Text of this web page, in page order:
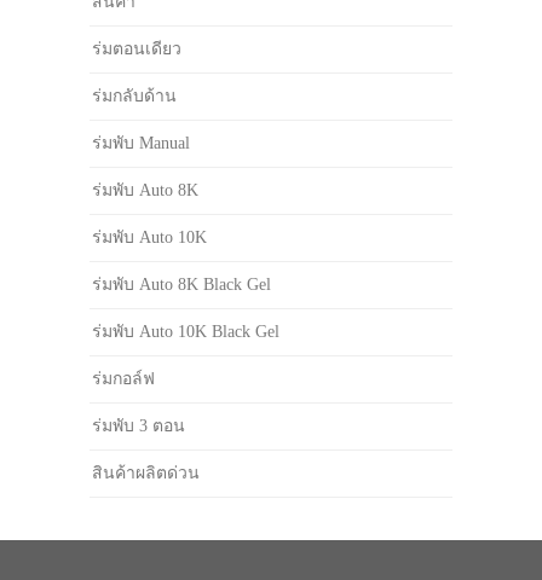
ร่มตอนเดียว
ร่มกลับด้าน
ร่มพับ Manual
ร่มพับ Auto 8K
ร่มพับ Auto 10K
ร่มพับ Auto 8K Black Gel
ร่มพับ Auto 10K Black Gel
ร่มกอล์ฟ
ร่มพับ 3 ตอน
สินค้าผลิตด่วน